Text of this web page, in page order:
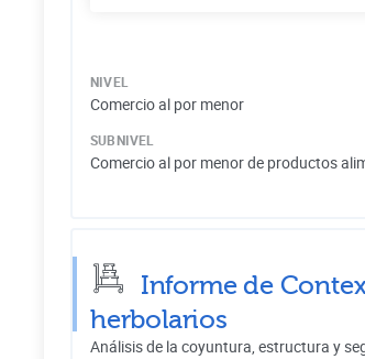
NIVEL
Comercio al por menor
SUBNIVEL
Comercio al por menor de productos
Informe de
herbolarios
Análisis de la coyuntura, estructura y